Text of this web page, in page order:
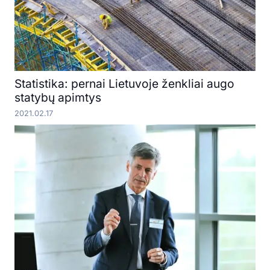
Statistika: pernai Lietuvoje ženkliai augo
statybų apimtys
2021.02.17